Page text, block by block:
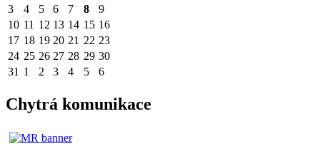
3
4 5 6 7 8
9
10 11 12 13 14 15 16
17 18 19 20 21 22 23
24 25 26 27 28 29 30
31 1 2 3 4 5 6
Chytrá komunikace